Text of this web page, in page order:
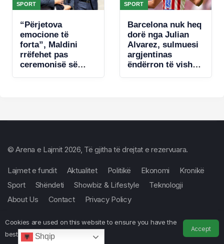
SPORT
“Përjetova
emocione të
forta”, Maldini
rrëfehet pas
ceremonisë së
SPORT
Barcelona nuk heq
dorë nga Julian
Alvarez, sulmuesi
argjentinas
ëndërron të vishet
Cookies are used on this website to ensure you have the
best experience.
Accept
© Arena e Lajmit 2026, Të gjitha të drejtat e rezervuara.
Lajmet e fundit Aktualitet Politikë Ekonomi
Kronikë
Sport
Shëndeti Showbiz & Lifestyle
Teknologji
About Us
Contact Privacy Policy
Shqip